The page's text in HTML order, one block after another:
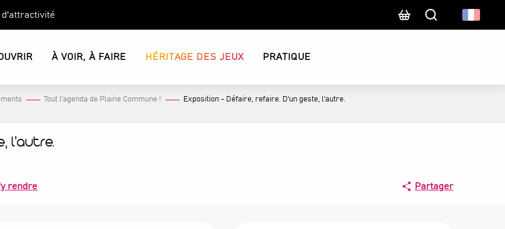
d'attractivité
Recherche
À VOIR, À FAIRE HÉRITAGE DES JEUX PRATIQUE
Tout l’agenda de Plaine Commune ! Exposition - Défaire, refaire. D'un geste, l'autre.
l'autre.
rendre Partager